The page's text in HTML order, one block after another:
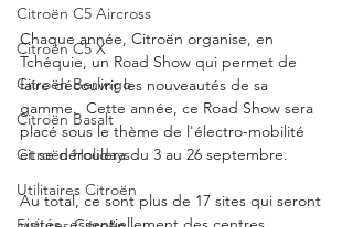
Citroën C5 Aircross
Citroën C5 X
Citroën Berlingo
Citroën Basalt
Citroën Holidays
Utilitaires Citroën
Chaque année, Citroën organise, en
Tchéquie, un Road Show qui permet de
faire découvrir les nouveautés de sa
gamme.  Cette année, ce Road Show sera
placé sous le thème de l'électro-mobilité
et se déroulera du 3 au 26 septembre.
Au total, ce sont plus de 17 sites qui seront